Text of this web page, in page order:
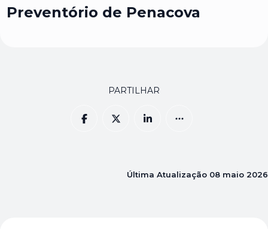
Preventório de Penacova
PARTILHAR
Última Atualização 08 maio 2026